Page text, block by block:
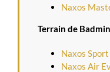
Naxos
Terrain de
Naxos
Naxos Air